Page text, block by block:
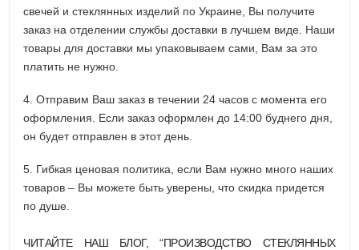
свечей и стеклянных изделий по Украине, Вы получите
заказ на отделении службы доставки в лучшем виде. Наши
товары для доставки мы упаковываем сами, Вам за это
платить не нужно.
4. Отправим Ваш заказ в течении 24 часов с момента его
оформления. Если заказ оформлен до 14:00 буднего дня,
он будет отправлен в этот день.
5. Гибкая ценовая политика, если Вам нужно много наших
товаров – Вы можете быть уверены, что скидка придется
по душе.
ЧИТАЙТЕ НАШ БЛОГ, “ПРОИЗВОДСТВО СТЕКЛЯННЫХ